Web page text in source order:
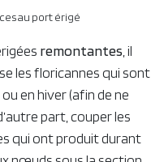
pousses latérales à
par mètre de ligne.
le
en tondant ou en
dehors de la haie.